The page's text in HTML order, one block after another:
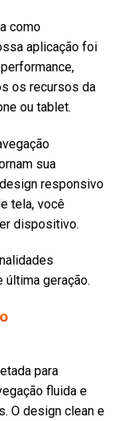
como
aplicação foi
os recursos da
ou tablet.
sua
responsivo
tela, você
dispositivo.
geração.
para
fluida e
O design clean e